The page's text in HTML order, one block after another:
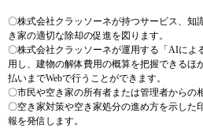
〇株式会社クラッソーネが持つサービス、知
き家の適切な除却の促進を図ります。
〇株式会社クラッソーネが運用する「AIによ
用し、建物の解体費用の概算を把握できるほ
払いまでWebで行うことができます。
〇市民や空き家の所有者または管理者からの
〇空き家対策や空き家処分の進め方を示した
報を発信します。